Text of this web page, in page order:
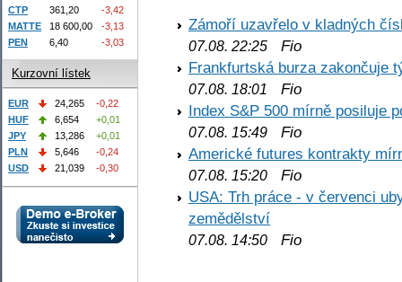
Zámoří uzavřelo v kladných
07.08. 22:25 Fio
Frankfurtská burza zakončuje
07.08. 18:01
Fio
Index S&P 500 mírně posiluje
07.08. 15:49 Fio
Americké futures kontrakty
07.08. 15:20 Fio
USA: Trh práce - v červenci
zemědělství
07.08. 14:50 Fio
CTP
361,20
-3,42
MATTE
18 600,00
-3,13
PEN
6,40 -3,03
Kurzovní lístek
EUR 24,265
-0,22
HUF
6,654
+0,01
JPY
13,286
+0,01
PLN
5,646
-0,24
USD
21,039 -0,30